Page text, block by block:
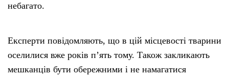
небагато.
Експерти повідомляють, що в цій місцевості тварини
оселилися вже років пʼять тому. Також закликають
мешканців бути обережними і не намагатися